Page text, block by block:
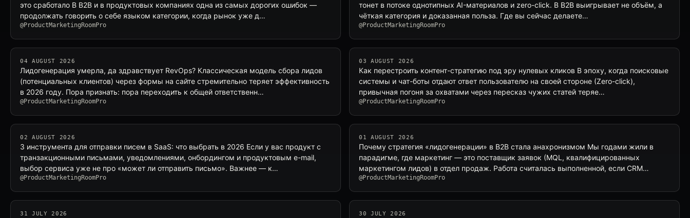
это сработало В B2B и в продуктовых компаниях одна из самых дорогих ошибок —
продолжать говорить о себе языком категории, когда рынок уже д…
@ProductMarketingRoomPro
тонет в потоке однотипных AI-материалов и zero-click. В B2B выигрывает не объём, а
чёткая категория и доказанная польза. Где вы сейчас делаете…
@ProductMarketingRoomPro
04 AUGUST 2026
Лидогенерация умерла, да здравствует RevOps? Классическая модель сбора лидов
(потенциальных клиентов) через формы на сайте стремительно теряет эффективность
в 2026 году. Пора признать: пора переходить к общей ответственн…
@ProductMarketingRoomPro
03 AUGUST 2026
Как перестроить контент-стратегию под эру нулевых кликов В эпоху, когда поисковые
системы и чат-боты отдают ответ пользователю на своей стороне (Zero-click),
привычная погоня за охватами через пересказ чужих статей теряе…
@ProductMarketingRoomPro
02 AUGUST 2026
3 инструмента для отправки писем в SaaS: что выбрать в 2026 Если у вас продукт с
транзакционными письмами, уведомлениями, онбордингом и продуктовым e-mail,
выбор сервиса уже не про «может ли отправить письмо». Важнее — к…
@ProductMarketingRoomPro
01 AUGUST 2026
Почему стратегия «лидогенерации» в B2B стала анахронизмом Мы годами жили в
парадигме, где маркетинг — это поставщик заявок (MQL, квалифицированных
маркетингом лидов) в отдел продаж. Работа считалась выполненной, если CRM…
@ProductMarketingRoomPro
31 JULY 2026 30 JULY 2026